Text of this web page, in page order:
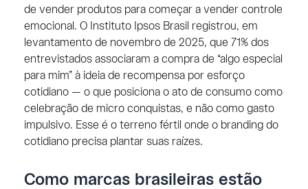
de vender produtos para começar a vender controle
emocional. O Instituto Ipsos Brasil registrou, em
levantamento de novembro de 2025, que 71% dos
entrevistados associaram a compra de “algo especial
para mim” à ideia de recompensa por esforço
cotidiano — o que posiciona o ato de consumo como
celebração de micro conquistas, e não como gasto
impulsivo. Esse é o terreno fértil onde o branding do
cotidiano precisa plantar suas raízes.
Como marcas brasileiras estão